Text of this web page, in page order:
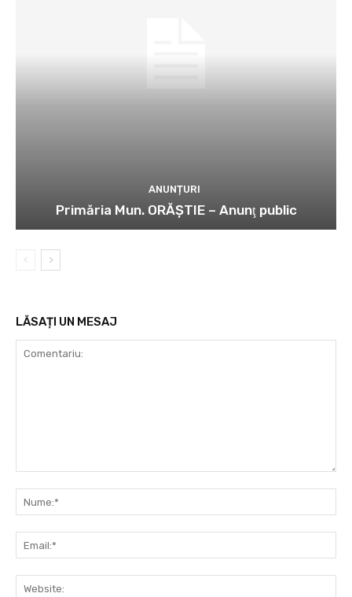
ANUNȚURI
Primăria Mun. ORĂȘTIE – Anunţ public
LĂSAȚI UN MESAJ